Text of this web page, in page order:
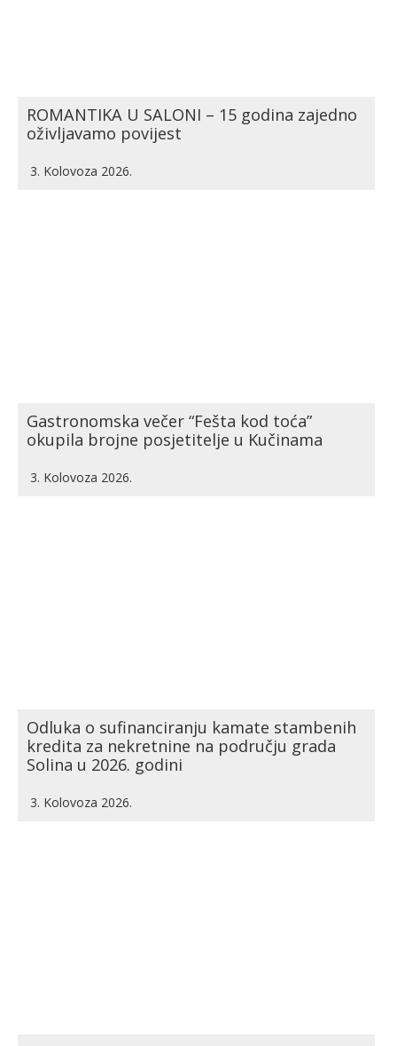
ROMANTIKA U SALONI – 15 godina zajedno
oživljavamo povijest
3. Kolovoza 2026.
Gastronomska večer “Fešta kod toća”
okupila brojne posjetitelje u Kučinama
3. Kolovoza 2026.
Odluka o sufinanciranju kamate stambenih
kredita za nekretnine na području grada
Solina u 2026. godini
3. Kolovoza 2026.